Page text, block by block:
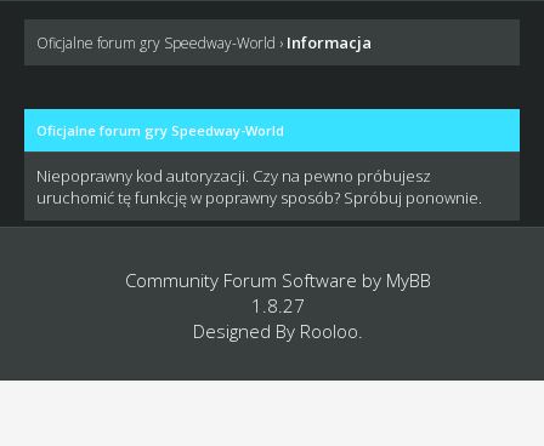
Oficjalne forum gry Speedway-World › Informacja
Oficjalne forum gry Speedway-World
Niepoprawny kod autoryzacji. Czy na pewno próbujesz
uruchomić tę funkcję w poprawny sposób? Spróbuj ponownie.
Community Forum Software by MyBB
1.8.27
Designed By Rooloo.